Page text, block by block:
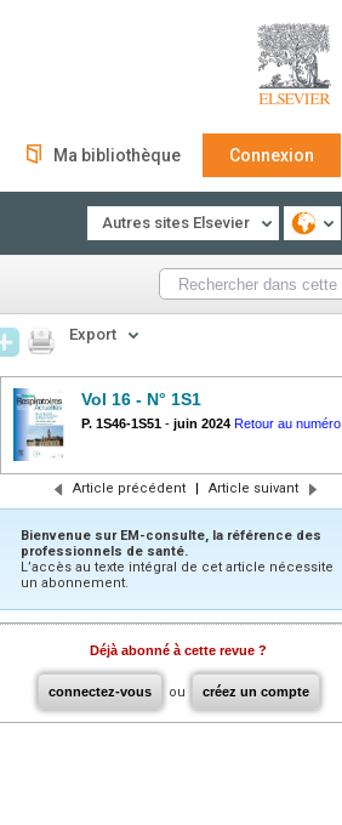
Ma bibliothèque Connexion
Autres sites Elsevier
Export
Vol 16 - N° 1S1
P. 1S46-1S51 - juin 2024 Retour au numéro
Article précédent | Article suivant
Bienvenue sur EM-consulte, la référence des
professionnels de santé.
L’accès au texte intégral de cet article nécessite
un abonnement.
Déjà abonné à cette revue ?
connectez-vous ou créez un compte